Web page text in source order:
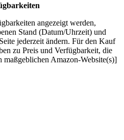
angezeigt werden,
Stand (Datum/Uhrzeit) und
jederzeit ändern. Für den Kauf
zu Preis und Verfügbarkeit, die
Amazon-Website(s)]